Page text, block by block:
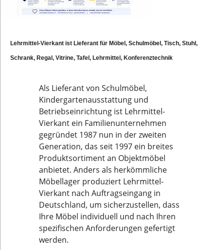
Lehrmittel-Vierkant ist Lieferant für Möbel, Schulmöbel, Tisch, Stuhl,
Schrank, Regal, Vitrine, Tafel, Lehrmittel, Konferenztechnik
Als Lieferant von Schulmöbel,
Kindergartenausstattung und
Betriebseinrichtung ist Lehrmittel-
Vierkant ein Familienunternehmen
gegründet 1987 nun in der zweiten
Generation, das seit 1997 ein breites
Produktsortiment an Objektmöbel
anbietet. Anders als herkömmliche
Möbellager produziert Lehrmittel-
Vierkant nach Auftragseingang in
Deutschland, um sicherzustellen, dass
Ihre Möbel individuell und nach Ihren
spezifischen Anforderungen gefertigt
werden.